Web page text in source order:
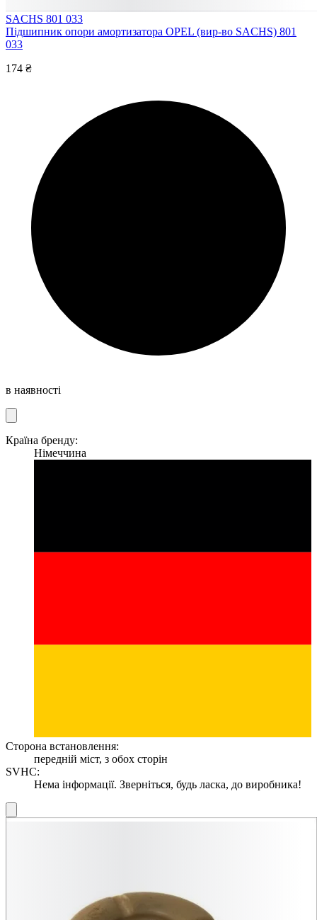
SACHS 801 033
Підшипник опори амортизатора OPEL (вир-во SACHS) 801
033
174 ₴
в наявності
Країна бренду:
Німеччина
Сторона встановлення:
передній міст, з обох сторін
SVHC:
Нема інформації. Зверніться, будь ласка, до виробника!